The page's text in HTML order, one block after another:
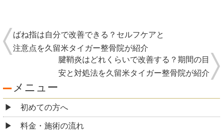
ばね指は自分で改善できる？セルフケアと
注意点を久留米タイガー整骨院が紹介
腱鞘炎はどれくらいで改善する？期間の目
安と対処法を久留米タイガー整骨院が紹介
メニュー
初めての方へ
料金・施術の流れ